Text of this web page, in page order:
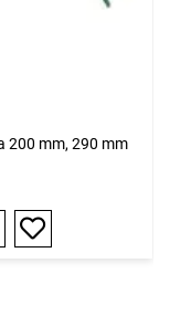
200 mm, 290 mm
Добави